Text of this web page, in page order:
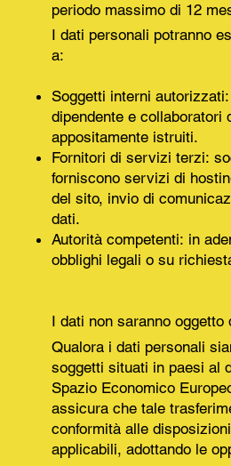
periodo massimo di 12
I dati personali potranno
a:
Soggetti interni
dipendente e collaboratori
appositamente istruiti.
Fornitori di servizi terzi:
forniscono servizi di
del sito, invio di
dati.
Autorità competenti: in
obblighi legali o su
I dati non saranno oggetto
Qualora i dati personali
soggetti situati in paesi al
Spazio Economico
assicura che tale
conformità alle
applicabili, adottando le